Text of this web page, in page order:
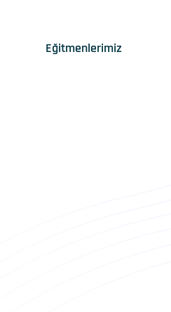
Eğitmenlerimiz